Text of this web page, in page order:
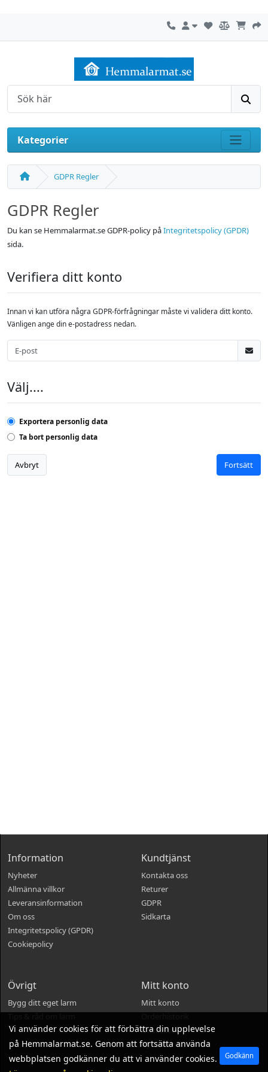
Vi använder cookies för att förbättra din upplevelse
på Hemmalarmat.se. Genom att fortsätta använda
webbplatsen godkänner du att vi använder cookies.
Godkänn
Kontakta oss
Mitt konto
Sök
Kategorier
Visa
GDPR Regler
GDPR Regler
Du kan se Hemmalarmat.se GDPR-policy påIntegritetspolicy (GPDR)
sida.
Verifiera ditt konto
Innan vi kan utföra några GDPR-förfrågningar måste vi validera ditt konto.
Vänligen ange din e-postadress nedan.
Välj....
Exportera personlig data
Ta bort personlig data
Avbryt Fortsätt
Information
Nyheter
Allmänna villkor
Leveransinformation
Om oss
Integritetspolicy (GPDR)
Cookiepolicy
Kundtjänst
Kontakta oss
Returer
GDPR
Sidkarta
Övrigt
Bygg ditt eget larm
Mitt konto
Mitt konto
Önskelista
Nyhetsbrev